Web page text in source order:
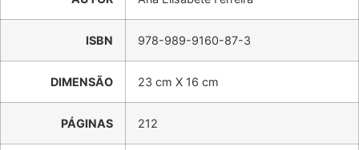
ISBN 978-989-9160-87-3
DIMENSÃO 23 cm X 16 cm
PÁGINAS 212